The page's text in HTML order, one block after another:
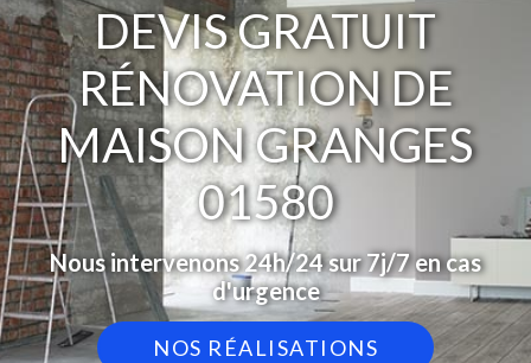
DEVIS GRATUIT
RÉNOVATION DE
MAISON GRANGES
01580
Nous intervenons 24h/24 sur 7j/7 en cas
d'urgence
NOS RÉALISATIONS